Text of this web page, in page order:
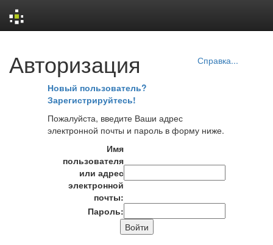
navigation
Авторизация Справка...
Новый пользователь?
Зарегистрируйтесь!
Пожалуйста, введите Ваши адрес
электронной почты и пароль в форму ниже.
Имя
пользователя
или адрес
электронной
почты:
Пароль: